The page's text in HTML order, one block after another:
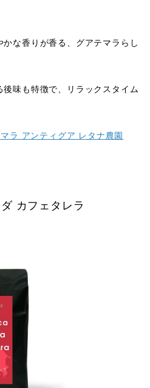
な香りが香る、グアテマラらし
後味も特徴で、リラックスタイム
ラ アンティグア レタナ農園
カフェタレラ